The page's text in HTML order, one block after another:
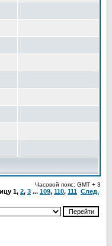
Часовой пояс: GMT + 3
1, 2, 3 ... 109, 110, 111 След.